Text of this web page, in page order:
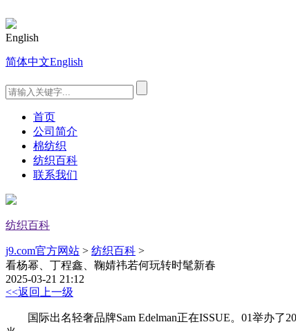
English
简体中文English
首页
公司简介
棉纺织
纺织百科
联系我们
纺织百科
j9.com官方网站 > 纺织百科 >
看杨幂、丁程鑫、鞠婧祎若何玩转时髦新春
2025-03-21 21:12
<<返回上一级
国际出名轻奢品牌Sam Edelman正在ISSUE。01举办了